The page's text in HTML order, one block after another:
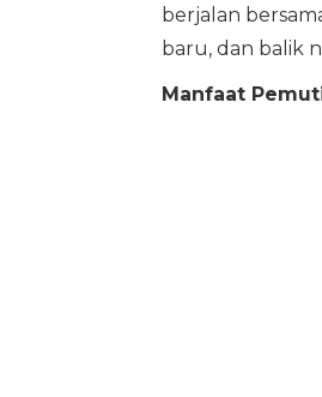
berjalan
baru, dan balik
Manfaat